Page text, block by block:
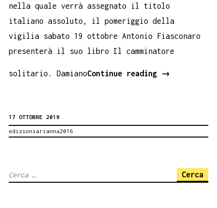
nella quale verrà assegnato il titolo
italiano assoluto, il pomeriggio della
vigilia sabato 19 ottobre Antonio Fiasconaro
presenterà il suo libro Il camminatore
solitario. DamianoContinue reading
Damiano
→
17 OTTOBRE 2019
edizioniarianna2016
Ricerca